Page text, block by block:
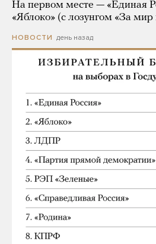
На первом месте — «Единая
«Яблоко» (с лозунгом «За мир
НОВОСТИ день назад